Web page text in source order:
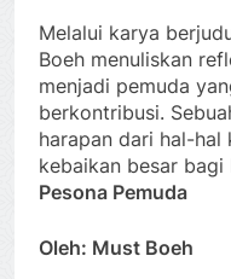
Melalui karya
Boeh menuliskan
menjadi pemuda
berkontribusi.
harapan dari hal-hal
kebaikan besar bagi
Pesona Pemuda
Oleh: Must Boeh